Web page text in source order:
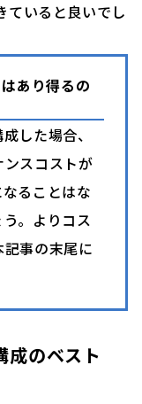
ていると良いでし
あり得るの
した場合、
スコストが
ることはな
。よりコス
事の末尾に
のベスト